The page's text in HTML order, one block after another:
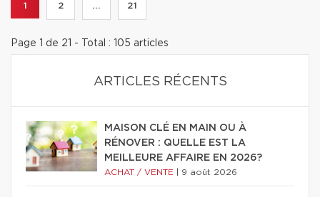
1 2 ... 21
Page 1 de 21 - Total : 105 articles
ARTICLES RÉCENTS
MAISON CLÉ EN MAIN OU À
RÉNOVER : QUELLE EST LA
MEILLEURE AFFAIRE EN 2026?
ACHAT / VENTE 9 août 2026